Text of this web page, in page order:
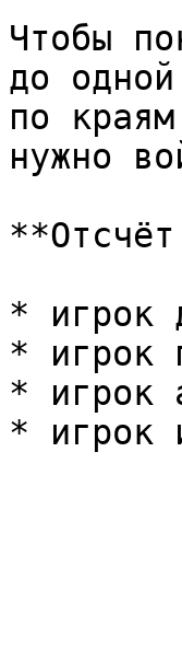
Чтобы
до
по
нужно
* игрок
* игрок
* игрок